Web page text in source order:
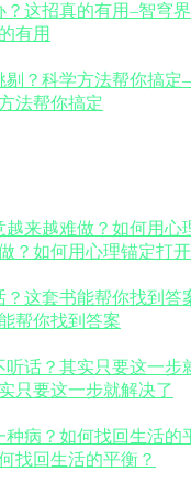
有用
法帮你搞定
？如何用心理锚定打
帮你找到答案
只要这一步就解决了
找回生活的平衡？